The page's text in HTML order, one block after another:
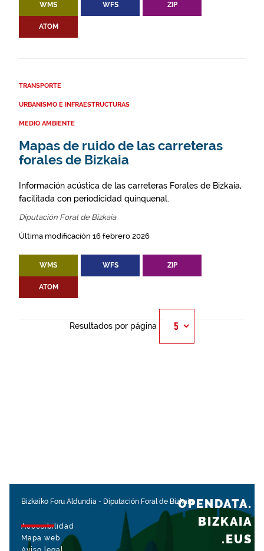
WMS WFS ZIP
ATOM
TRANSPORTE
URBANISMO E INFRAESTRUCTURAS
MEDIO AMBIENTE
Mapas de ruido de las carreteras
forales de Bizkaia
Información acústica de las carreteras Forales de Bizkaia,
facilitada con periodicidad quinquenal.
Diputación Foral de Bizkaia
Última modificación 16 febrero 2026
WMS WFS ZIP
ATOM
Resultados por página
Bizkaiko Foru Aldundia - Diputación Foral de Bizkaia
Accesibilidad
Mapa web
OPENDATA.
BIZKAIA
.EUS